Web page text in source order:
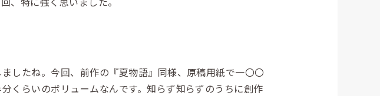
したね。今回、前作の『夏物語』同様、原稿用紙で一〇〇
くらいのボリュームなんです。知らず知らずのうちに創作